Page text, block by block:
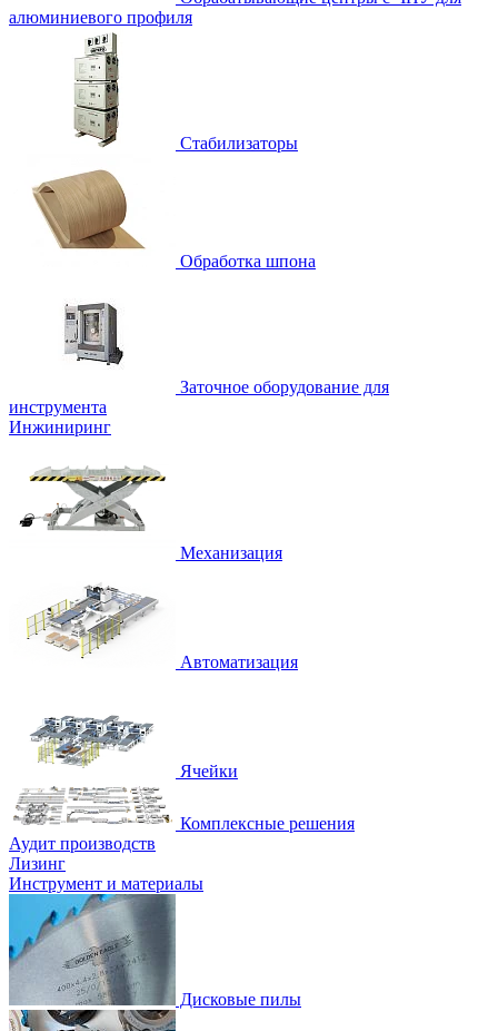
алюминиевого профиля
Стабилизаторы
Обработка шпона
Заточное оборудование для
инструмента
Инжиниринг
Механизация
Автоматизация
Ячейки
Комплексные решения
Аудит производств
Лизинг
Инструмент и материалы
Дисковые пилы